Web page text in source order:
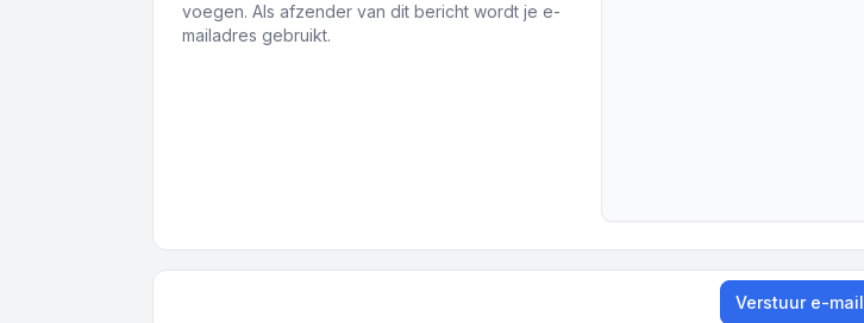
voegen. Als afzender van dit bericht wordt je e-
mailadres gebruikt.
Verstuur e-mail